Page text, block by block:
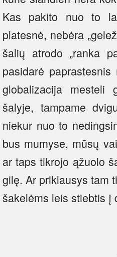
Kas pakito nuo to
platesnė, nebėra
šalių atrodo „ranka
pasidarė
globalizacija mesteli
šalyje, tampame
niekur nuo to
bus mumyse, mūsų
ar taps tikrojo ąžuolo
gilę. Ar priklausys tam
šakelėms leis stiebtis į